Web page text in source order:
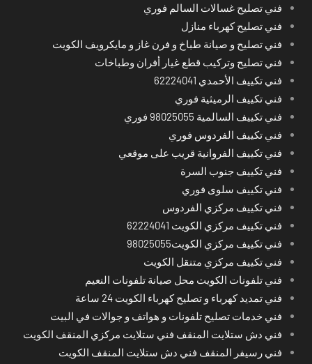
فني تصليح غسالات السالم فوري
فني تصليح كهرباء منازل
فني تصليح و صيانة طباخ و فرن غاز و مايكرويف الكويت
فني تصليح وتركيب قطع غيار أفران وطباخات
فني تكييف الأحمدي 62224041
فني تكييف الرميثية فوري
فني تكييف السالمية 98025055 فوري
فني تكييف الفردوس فوري
فني تكييف الفروانية قريب على موقعي
فني تكييف جنوب السرة
فني تكييف سلوى فوري
فني تكييف مركزي الفردوس
فني تكييف مركزي الكويت 62224041
فني تكييف مركزي الكويت98025055
فني تكييف مركزي متنقل الكويت
فني تلفونات الكويت محل صيانة تلفونات النعيم
فني تمديد كهرباء و تصليح كهرباء الكويت 24 ساعة
فني خدمات تصليح تلفونات و هواتف و جوالات في البيت
فني دش ستلايت المنقف فني ستلايت مركزي المنقف الكويت
فني رسيفر المنقف فني دش ستلايت المنقف الكويت